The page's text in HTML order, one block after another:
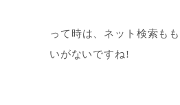
って時は、ネット検索も
いがないですね!